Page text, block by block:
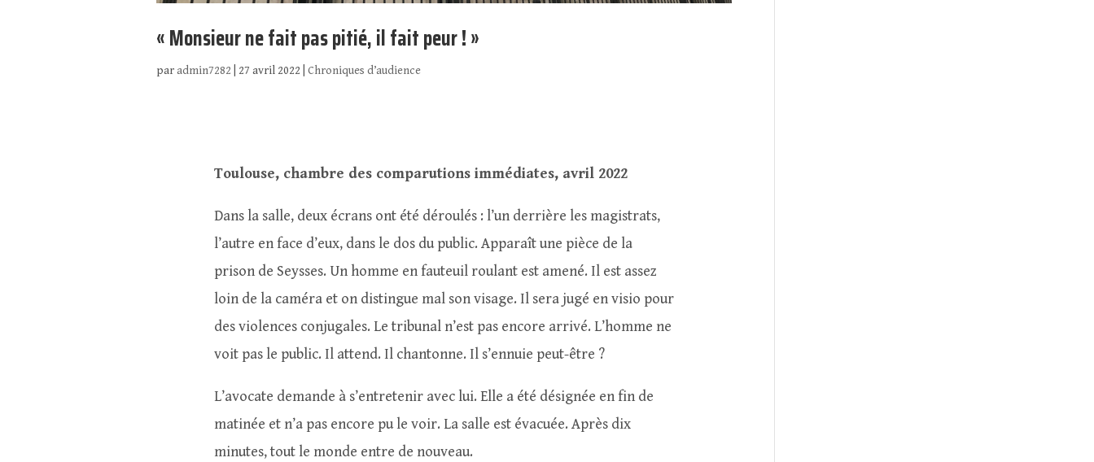
« Monsieur ne fait pas pitié, il fait peur ! »
paradmin7282 27 avril 2022 Chroniques d’audience
Toulouse, chambre des comparutions immédiates, avril 2022
Dans la salle, deux écrans ont été déroulés : l’un derrière les magistrats,
l’autre en face d’eux, dans le dos du public. Apparaît une pièce de la
prison de Seysses. Un homme en fauteuil roulant est amené. Il est assez
loin de la caméra et on distingue mal son visage. Il sera jugé en visio pour
des violences conjugales. Le tribunal n’est pas encore arrivé. L’homme ne
voit pas le public. Il attend. Il chantonne. Il s’ennuie peut-être ?
L’avocate demande à s’entretenir avec lui. Elle a été désignée en fin de
matinée et n’a pas encore pu le voir. La salle est évacuée. Après dix
minutes, tout le monde entre de nouveau.